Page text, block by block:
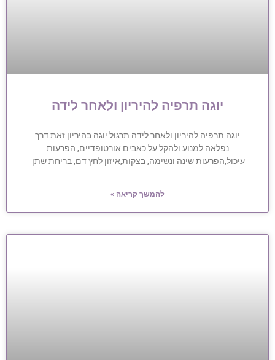
יוגה תרפיה להיריון ולאחר לידה
יוגה תרפיה להיריון ולאחר לידה תרגול יוגה בהיריון זאת דרך
נפלאה למנוע ולהקל על כאבים אורטופדיים, הפרעות
עיכול,הפרעות שינה ונשימה, בצקות,איזון לחץ דם, בריחת שתן
להמשך קריאה »